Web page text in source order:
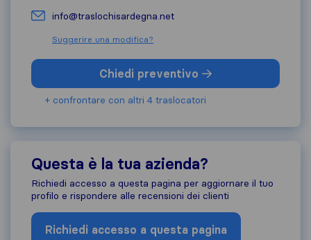
info@traslochisardegna.net
Suggerire una modifica?
Chiedi preventivo
+ confrontare con altri 4 traslocatori
Questa è la tua azienda?
Richiedi accesso a questa pagina per aggiornare il tuo
profilo e rispondere alle recensioni dei clienti
Richiedi accesso a questa pagina